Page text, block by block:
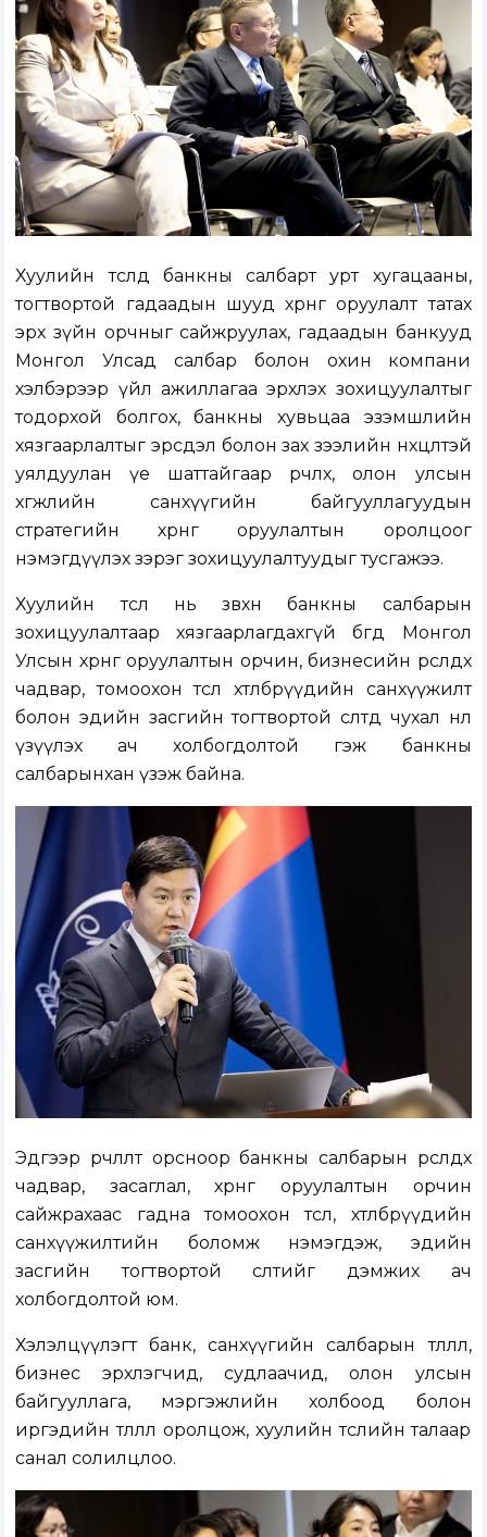
Хуулийн төсөлд банкны салбарт урт хугацааны,
тогтвортой гадаадын шууд хөрөнгө оруулалт татах
эрх зүйн орчныг сайжруулах, гадаадын банкууд
Монгол Улсад салбар болон охин компани
хэлбэрээр үйл ажиллагаа эрхлэх зохицуулалтыг
тодорхой болгох, банкны хувьцаа эзэмшлийн
хязгаарлалтыг эрсдэл болон зах зээлийн нөхцөлтэй
уялдуулан үе шаттайгаар өөрчлөх, олон улсын
хөгжлийн санхүүгийн байгууллагуудын
стратегийн хөрөнгө оруулалтын оролцоог
нэмэгдүүлэх зэрэг зохицуулалтуудыг тусгажээ.
Хуулийн төсөл нь зөвхөн банкны салбарын
зохицуулалтаар хязгаарлагдахгүй бөгөөд Монгол
Улсын хөрөнгө оруулалтын орчин, бизнесийн өрсөлдөх
чадвар, томоохон төсөл хөтөлбөрүүдийн санхүүжилт
болон эдийн засгийн тогтвортой өсөлтөд чухал нөлөө
үзүүлэх ач холбогдолтой гэж банкны
салбарынхан үзэж байна.
Эдгээр өөрчлөлт орсноор банкны салбарын өрсөлдөх
чадвар, засаглал, хөрөнгө оруулалтын орчин
сайжрахаас гадна томоохон төсөл, хөтөлбөрүүдийн
санхүүжилтийн боломж нэмэгдэж, эдийн
засгийн тогтвортой өсөлтийг дэмжих ач
холбогдолтой юм.
Хэлэлцүүлэгт банк, санхүүгийн салбарын төлөөлөл,
бизнес эрхлэгчид, судлаачид, олон улсын
байгууллага, мэргэжлийн холбоод болон
иргэдийн төлөөлөл оролцож, хуулийн төслийн талаар
санал солилцлоо.